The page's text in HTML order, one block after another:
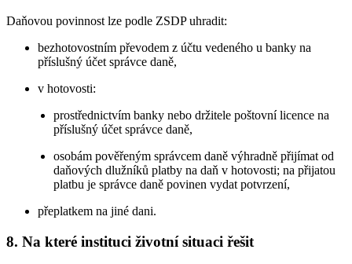
Daňovou povinnost lze podle ZSDP uhradit:
bezhotovostním převodem z účtu vedeného u banky na
příslušný účet správce daně,
v hotovosti:
prostřednictvím banky nebo držitele poštovní licence na
příslušný účet správce daně,
osobám pověřeným správcem daně výhradně přijímat od
daňových dlužníků platby na daň v hotovosti; na přijatou
platbu je správce daně povinen vydat potvrzení,
přeplatkem na jiné dani.
8. Na které instituci životní situaci řešit